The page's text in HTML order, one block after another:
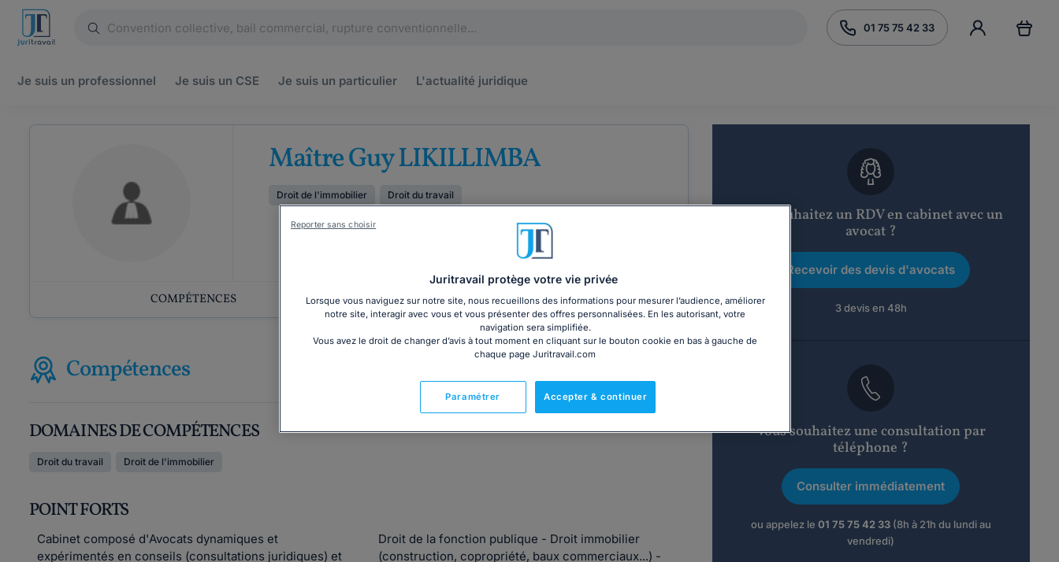
01 75 75 42 33
Je suis un professionnel Je suis un CSE Je suis un particulier L'actualité juridique
Maître Guy LIKILLIMBA
Droit de l'immobilier Droit du travail
COMPÉTENCES COORDONNÉES
Compétences
DOMAINES DE COMPÉTENCES
Droit du travail Droit de l'immobilier
POINT FORTS
Cabinet composé d'Avocats dynamiques et
expérimentés en conseils (consultations juridiques) et
Droit de la fonction publique - Droit immobilier
(construction, copropriété, baux commerciaux...) -
Vous souhaitez un RDV en cabinet avec un
avocat ?
Recevoir des devis d'avocats
3 devis en 48h
Vous souhaitez une consultation par
téléphone ?
Consulter immédiatement
ou appelez le 01 75 75 42 33(8h à 21h du lundi au
vendredi)
Juritravail protège votre vie privée
Lorsque vous naviguez sur notre site, nous recueillons des informations pour mesurer l’audience, améliorer
notre site, interagir avec vous et vous présenter des offres personnalisées. En les autorisant, votre
navigation sera simplifiée.
Vous avez le droit de changer d’avis à tout moment en cliquant sur le bouton cookie en bas à gauche de
chaque page Juritravail.com
Accepter & continuer
Paramétrer
Reporter sans choisir